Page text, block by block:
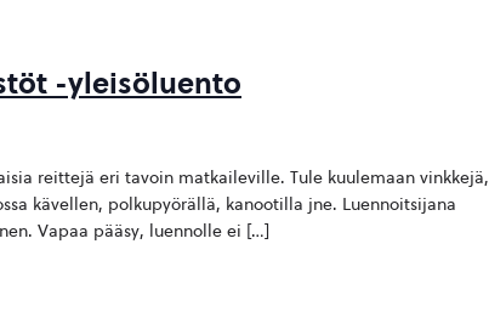
-yleisöluento
reittejä eri tavoin matkaileville. Tule kuulemaan vinkkejä,
kävellen, polkupyörällä, kanootilla jne. Luennoitsijana
Vapaa pääsy, luennolle ei […]